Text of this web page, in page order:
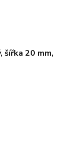
20 mm,